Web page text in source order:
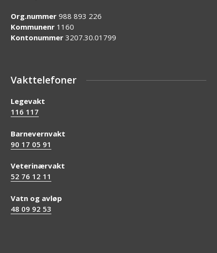
Org.nummer988 893 226
Kommunenr 1160
Kontonummer3207.30.01799
Vakttelefoner
Legevakt
116 117
Barnevernvakt
90 17 05 91
Veterinærvakt
52 76 12 11
Vatn og avløp
48 09 92 53